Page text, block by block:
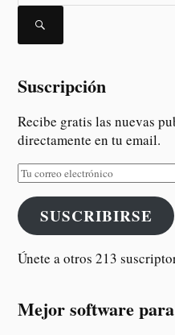
Suscripción
Recibe gratis las nuevas
directamente en tu email.
SUSCRIBIRSE
Únete a otros 213
Mejor software